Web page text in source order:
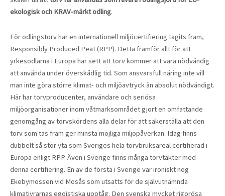
ekologisk och KRAV-märkt odling.
För odlingstorv har en internationell miljöcertifiering tagits fram,
Responsibly Produced Peat (RPP). Detta framför allt för att
yrkesodlarna i Europa har sett att torv kommer att vara nödvändig
att använda under överskådlig tid. Som ansvarsfull näring inte vill
man inte göra större klimat- och miljöavtryck än absolut nödvändigt.
Här har torvproducenter, användare och seriösa
miljöorganisationer inom våtmarksområdet gjort en omfattande
genomgång av torvskördens alla delar för att säkerställa att den
torv som tas fram ger minsta möjliga miljöpåverkan. Idag finns
dubbelt så stor yta som Sveriges hela torvbruksareal certifierad i
Europa enligt RPP. Även i Sverige finns många torvtäkter med
denna certifiering. En av de första i Sverige var ironiskt nog
Ekebymossen vid Mosås som utsatts för de självutnämnda
klimativrarnas egoistiska upptåg. Den svenska mycket rigorösa